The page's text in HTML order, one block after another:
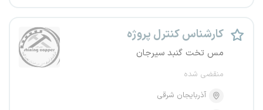
کارشناس کنترل پروژه
مس تخت گنبد سیرجان
منقضی شده
آذربایجان شرقی